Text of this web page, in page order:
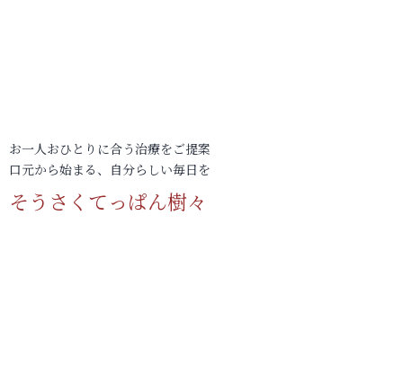
お一人おひとりに合う治療をご提案
口元から始まる、自分らしい毎日を
そうさくてっぱん樹々